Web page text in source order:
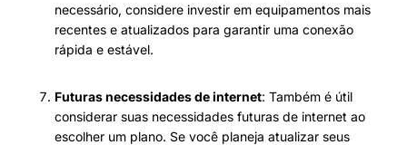
necessário, considere investir em equipamentos mais
recentes e atualizados para garantir uma conexão
rápida e estável.
Futuras necessidades de internet: Também é útil
considerar suas necessidades futuras de internet ao
escolher um plano. Se você planeja atualizar seus